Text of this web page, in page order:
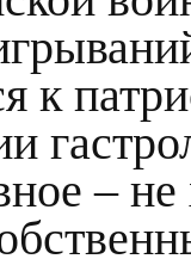
к
– не